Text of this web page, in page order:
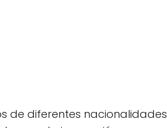
de diferentes nacionalidades